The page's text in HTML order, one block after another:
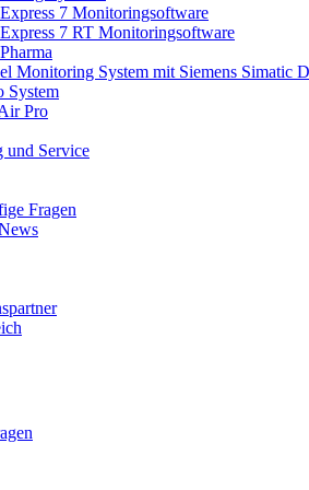
7 Monitoringsoftware
7 RT Monitoringsoftware
Monitoring System mit Siemens Simatic
System
Pro
und Service
Fragen